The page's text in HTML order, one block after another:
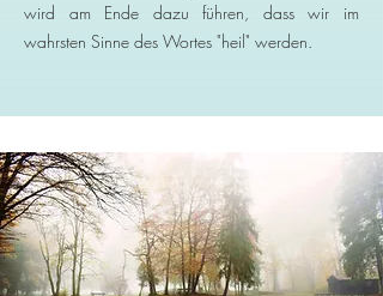
wird am Ende dazu führen, dass wir im
wahrsten Sinne des Wortes "heil" werden.